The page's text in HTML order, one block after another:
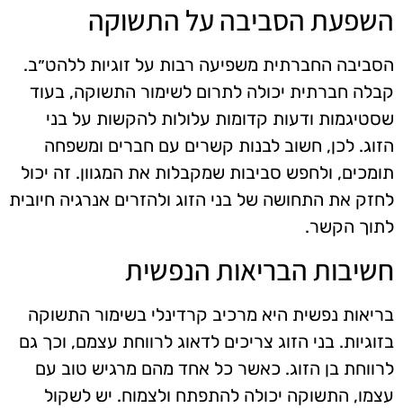
השפעת הסביבה על התשוקה
הסביבה החברתית משפיעה רבות על זוגיות ללהט״ב.
קבלה חברתית יכולה לתרום לשימור התשוקה, בעוד
שסטיגמות ודעות קדומות עלולות להקשות על בני
הזוג. לכן, חשוב לבנות קשרים עם חברים ומשפחה
תומכים, ולחפש סביבות שמקבלות את המגוון. זה יכול
לחזק את התחושה של בני הזוג ולהזרים אנרגיה חיובית
לתוך הקשר.
חשיבות הבריאות הנפשית
בריאות נפשית היא מרכיב קרדינלי בשימור התשוקה
בזוגיות. בני הזוג צריכים לדאוג לרווחת עצמם, וכך גם
לרווחת בן הזוג. כאשר כל אחד מהם מרגיש טוב עם
עצמו, התשוקה יכולה להתפתח ולצמוח. יש לשקול